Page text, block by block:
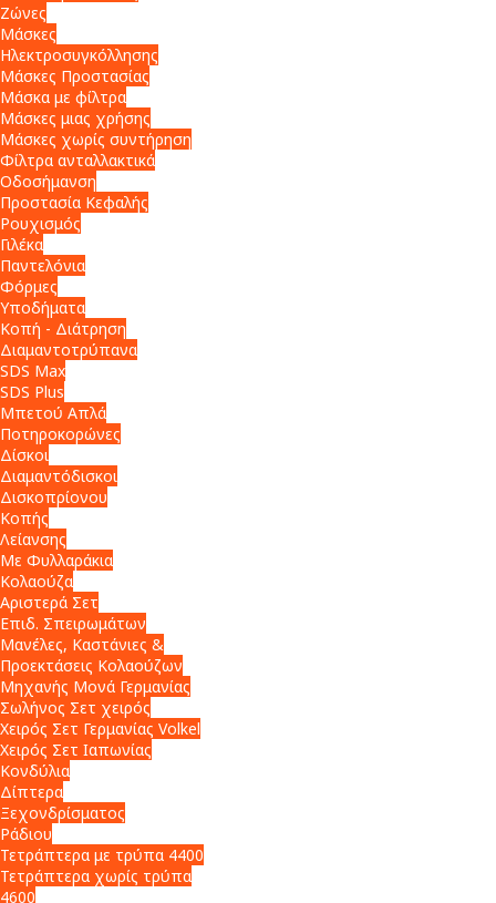
Ζώνες
Μάσκες
Ηλεκτροσυγκόλλησης
Μάσκες Προστασίας
Μάσκα με φίλτρα
Μάσκες μιας χρήσης
Μάσκες χωρίς συντήρηση
Φίλτρα ανταλλακτικά
Οδοσήμανση
Προστασία Κεφαλής
Ρουχισμός
Γιλέκα
Παντελόνια
Φόρμες
Υποδήματα
Κοπή - Διάτρηση
Διαμαντοτρύπανα
SDS Max
SDS Plus
Μπετού Απλά
Ποτηροκορώνες
Δίσκοι
Διαμαντόδισκοι
Δισκοπρίονου
Κοπής
Λείανσης
Με Φυλλαράκια
Κολαούζα
Αριστερά Σετ
Επιδ. Σπειρωμάτων
Μανέλες, Καστάνιες &
Προεκτάσεις Κολαούζων
Μηχανής Μονά Γερμανίας
Σωλήνος Σετ χειρός
Χειρός Σετ Γερμανίας Volkel
Χειρός Σετ Ιαπωνίας
Κονδύλια
Δίπτερα
Ξεχονδρίσματος
Ράδιου
Τετράπτερα με τρύπα 4400
Τετράπτερα χωρίς τρύπα
4600